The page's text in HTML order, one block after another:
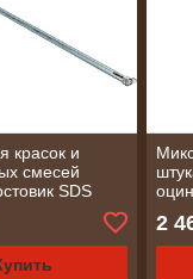
красок и
смесей
SDS
мм/ MATRIX
2